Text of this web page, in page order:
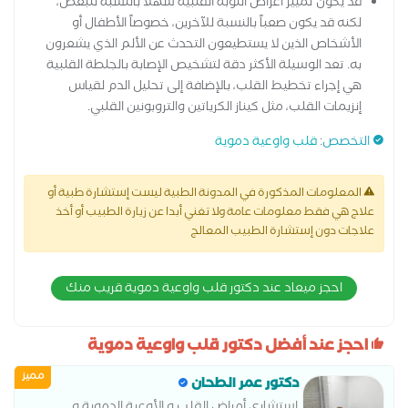
لكنه قد يكون صعباً بالنسبة للآخرين، خصوصاً الأطفال أو
الأشخاص الذين لا يستطيعون التحدث عن الألم الذي يشعرون
به. تعد الوسيلة الأكثر دقة لتشخيص الإصابة بالجلطة القلبية
هي إجراء تخطيط القلب، بالإضافة إلى تحليل الدم لقياس
إنزيمات القلب، مثل كيناز الكرياتين والتروبونين القلبي.
التخصص:قلب واوعية دموية
المعلومات المذكورة في المدونة الطبية ليست إستشارة طبية أو
علاج هي فقط معلومات عامة ولا تغني أبدا عن زيارة الطبيب أو أخذ
علاجات دون إستشارة الطبيب المعالج
احجز ميعاد عند دكتور قلب واوعية دموية قريب منك
احجز عند أفضل دكتور قلب واوعية دموية
مميز دكتور عمر الطحان